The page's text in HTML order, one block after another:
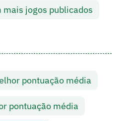
mais jogos publicados
pontuação média
pontuação média